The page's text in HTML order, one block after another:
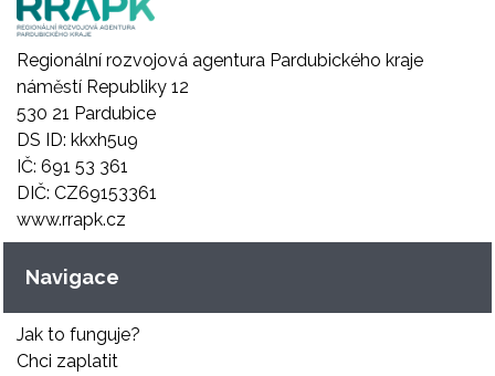
Regionální rozvojová agentura Pardubického kraje
náměstí Republiky 12
530 21 Pardubice
DS ID: kkxh5u9
IČ: 691 53 361
DIČ: CZ69153361
www.rrapk.cz
Navigace
Jak to funguje?
Chci zaplatit